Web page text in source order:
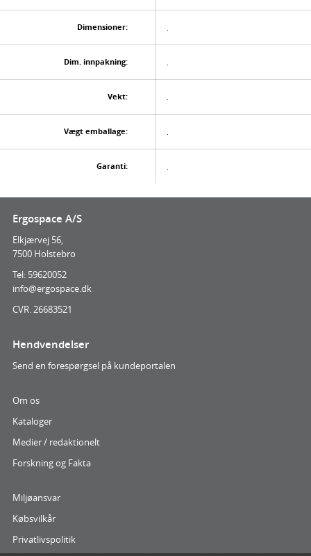
Dimensioner: .
Dim. innpakning: .
Vekt: .
Vægt emballage: .
Garanti: .
Ergospace A/S
Elkjærvej 56,
7500 Holstebro
Tel: 59620052
info@ergospace.dk
CVR. 26683521
Hendvendelser
Send en forespørgsel på kundeportalen
Om os
Kataloger
Medier / redaktionelt
Forskning og Fakta
Miljøansvar
Købsvilkår
Privatlivspolitik